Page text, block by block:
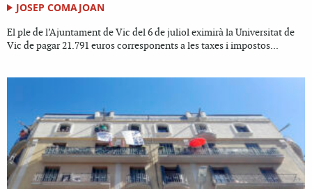
JOSEP COMAJOAN
El ple de l’Ajuntament de Vic del 6 de juliol eximirà la Universitat de
Vic de pagar 21.791 euros corresponents a les taxes i impostos...